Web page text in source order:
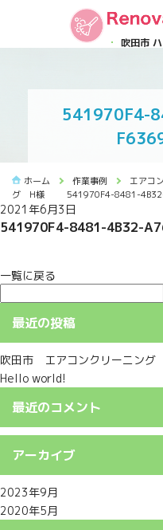
吹田市
541970F4-
ホーム 作業事例 エアコ
グ H様
541970F4-8481-
2021年6月3日
541970F4-8481-4B32-
一覧に戻る
索:
最近の投稿
吹田市 エアコンクリーニン
Hello world!
最近のコメント
アーカイブ
2023年9月
2020年5月